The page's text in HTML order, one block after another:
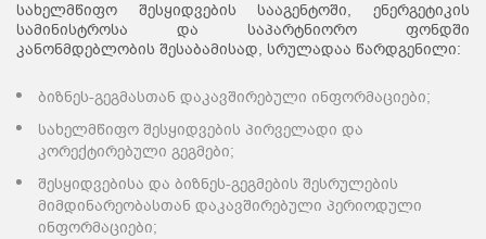
სახელმწიფო შესყიდვების სააგენტოში, ენერგეტიკის
სამინისტროსა და საპარტნიორო ფონდში
კანონმდებლობის შესაბამისად, სრულადაა წარდგენილი:
ბიზნეს-გეგმასთან დაკავშირებული ინფორმაციები;
სახელმწიფო შესყიდვების პირველადი და
კორექტირებული გეგმები;
შესყიდვებისა და ბიზნეს-გეგმების შესრულების
მიმდინარეობასთან დაკავშირებული პერიოდული
ინფორმაციები;